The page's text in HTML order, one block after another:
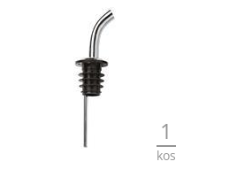
1
kos